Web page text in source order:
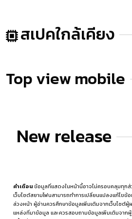
สเปคใกล้เคียง
Top view mobile
New release
คำเตือนข้อมูลที่แสดงในหน้านี้อาจไม่ครอบคลุมทุก
เว็บไซต์สยามโฟนสามารถทำการเปลี่ยนแปลงแก้ไขข้
ล่วงหน้า ผู้อ่านควรศึกษาข้อมูลเพิ่มเติมจากเว็บไซต์ผู้
แหล่งที่มาข้อมูล และควรสอบถามข้อมูลเพิ่มเติมจา